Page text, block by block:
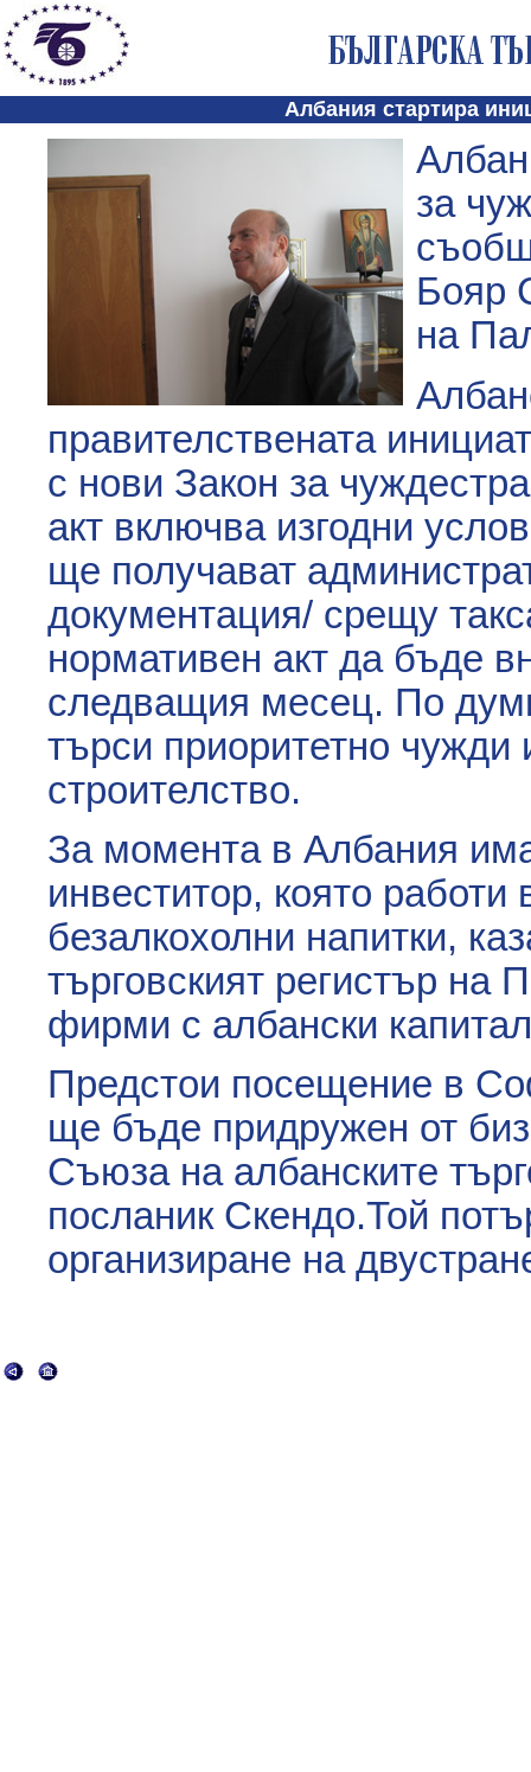
Албания стартира
за
Бояр
на
правителствената
с нови Закон за
акт включва изгодни
ще получават
документация/ срещу
нормативен акт да бъде
следващия месец. По
търси приоритетно чужди
строителство.
За момента в Албания
инвеститор, която работи
безалкохолни напитки,
търговският регистър на
фирми с албански
Предстои посещение в
ще бъде придружен от
Съюза на албанските
посланик Скендо.Той
организиране на